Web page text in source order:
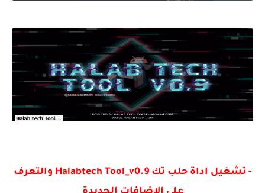
- تشغيل اداة حلب تك Halabtech Tool_v0.9 والتعرف